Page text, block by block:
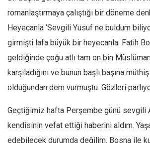
romanlaştırmaya çalıştığı bir döneme
Heyecanla ‘Sevgili Yusuf ne buldum
girmişti lafa büyük bir heyecanla. Fatih
geldiğinde çoğu atlı tam on bin Müslüman
karşıladığını ve bunun başlı başına
olduğundan dem vurmuştu. Gözleri
Geçtiğimiz hafta Perşembe günü sevgili
kendisinin vefat ettiği haberini aldım.
edebilecek durumda değilim. Bosna ile